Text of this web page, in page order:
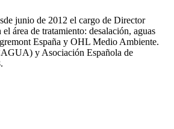
junio de 2012 el cargo de Director
área de tratamiento: desalación, aguas
España y OHL Medio Ambiente.
y Asociación Española de